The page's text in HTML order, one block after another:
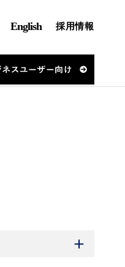
English 採用情報